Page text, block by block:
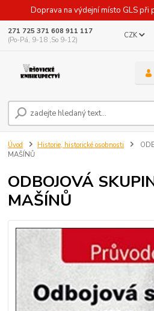
Doprava na výdejní místo GLS při
CZK
271 725 371 608 911 117
(Po-Pá, 9-18 ,So 9-12)
Úvod Historie, historické osobnosti
MAŠÍNŮ
ODBOJOVÁ
MAŠÍNŮ